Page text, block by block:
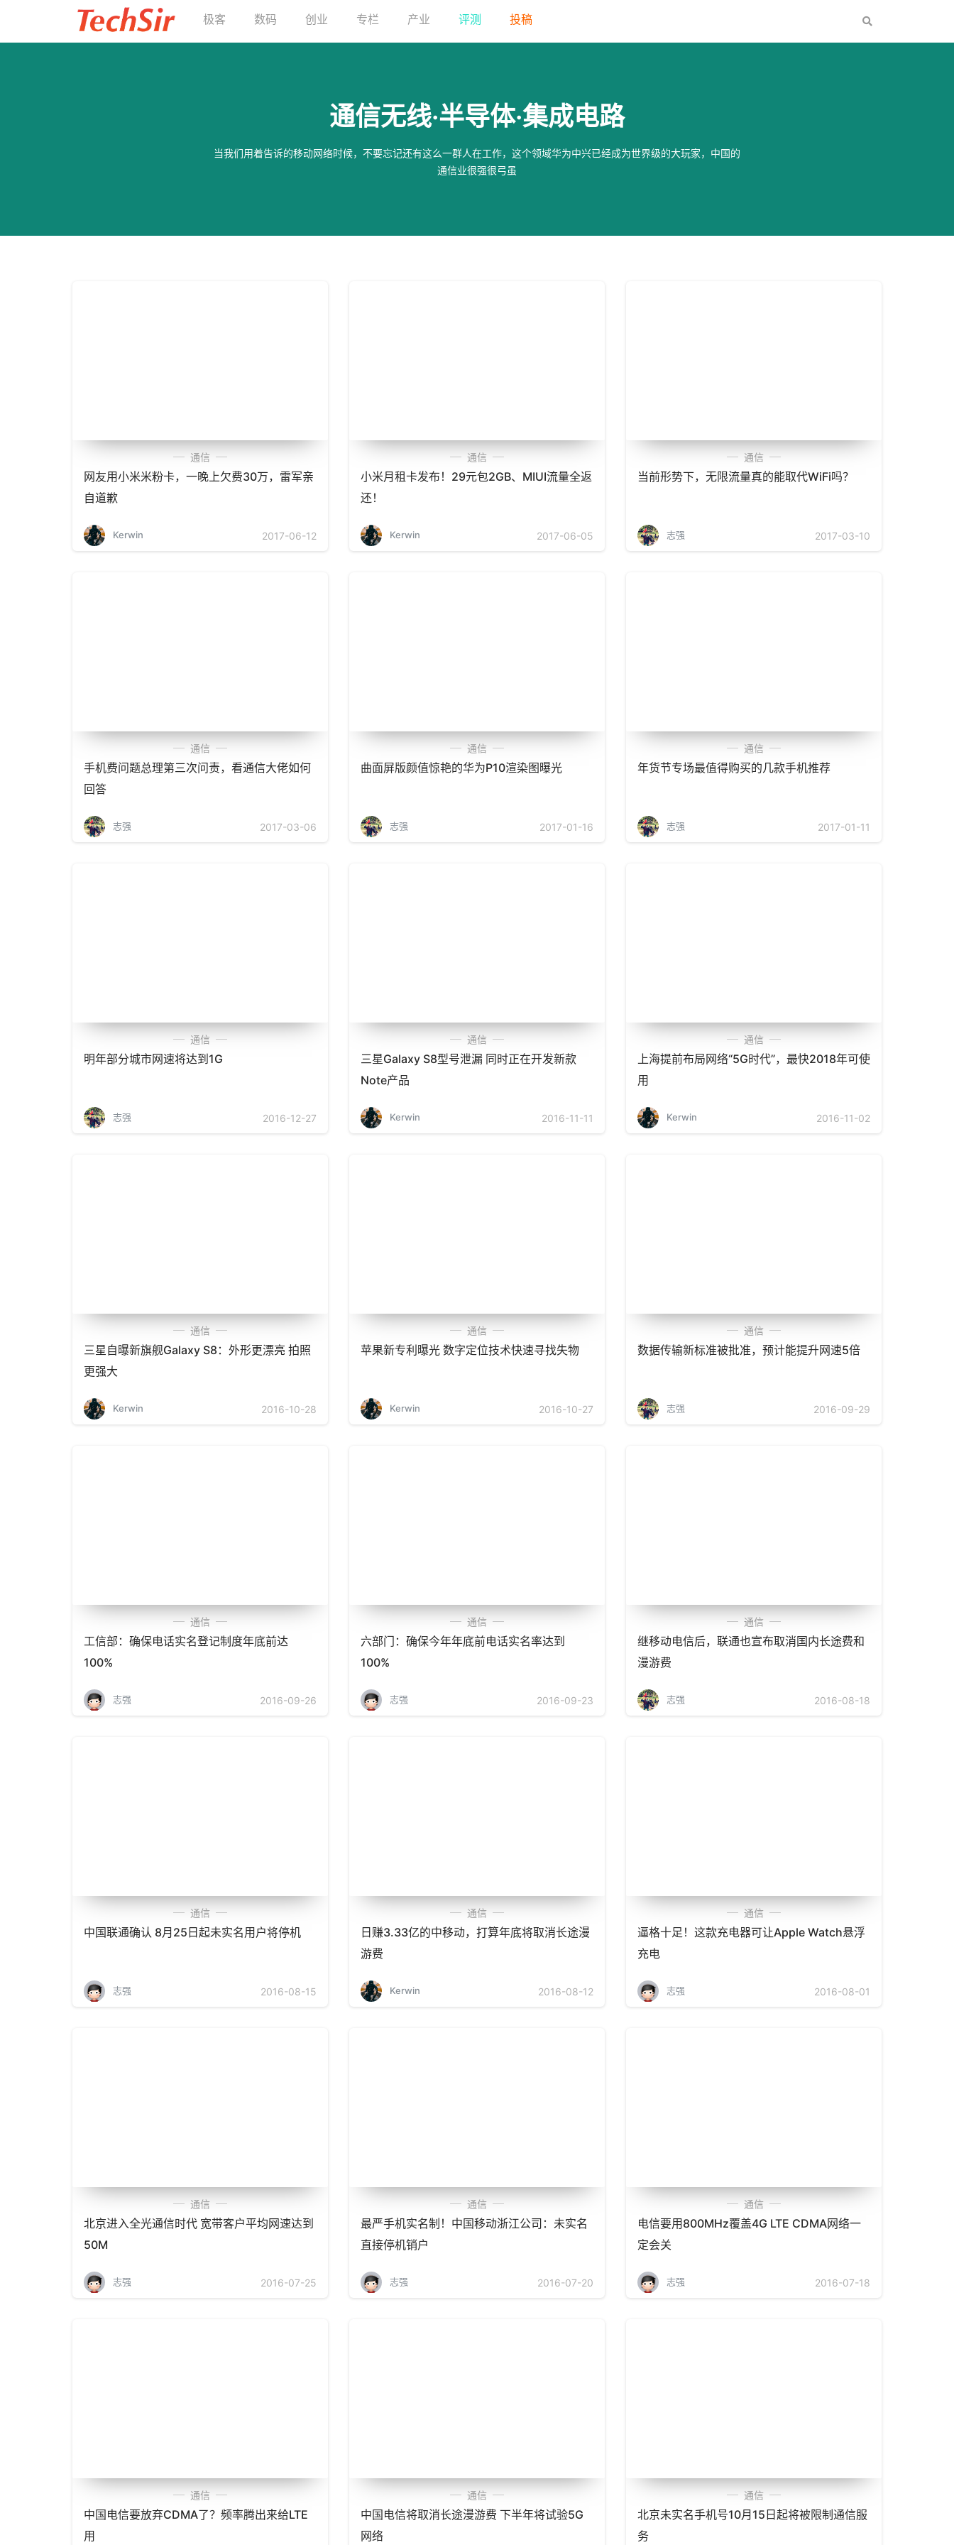
极客 数码 创业 专栏 产业 评测 投稿
通信无线·半导体·集成电路
当我们用着告诉的移动网络时候，不要忘记还有这么一群人在工作，这个领域华为中兴已经成为世界级的大玩家，中国的
通信业很强很弓虽
通信
网友用小米米粉卡，一晚上欠费30万，雷军亲
自道歉
Kerwin 2017-06-12
通信
小米月租卡发布！29元包2GB、MIUI流量全返
还！
Kerwin 2017-06-05
通信
当前形势下，无限流量真的能取代WiFi吗？
志强 2017-03-10
通信
手机费问题总理第三次问责，看通信大佬如何
回答
志强 2017-03-06
通信
曲面屏版颜值惊艳的华为P10渲染图曝光
志强 2017-01-16
通信
年货节专场最值得购买的几款手机推荐
志强 2017-01-11
通信
明年部分城市网速将达到1G
志强 2016-12-27
通信
三星Galaxy S8型号泄漏 同时正在开发新款
Note产品
Kerwin 2016-11-11
通信
上海提前布局网络“5G时代”，最快2018年可使
用
Kerwin 2016-11-02
通信
三星自曝新旗舰Galaxy S8：外形更漂亮 拍照
更强大
Kerwin 2016-10-28
通信
苹果新专利曝光 数字定位技术快速寻找失物
Kerwin 2016-10-27
通信
数据传输新标准被批准，预计能提升网速5倍
志强 2016-09-29
通信
工信部：确保电话实名登记制度年底前达
100%
志强 2016-09-26
通信
六部门：确保今年年底前电话实名率达到
100%
志强 2016-09-23
通信
继移动电信后，联通也宣布取消国内长途费和
漫游费
志强 2016-08-18
通信
中国联通确认 8月25日起未实名用户将停机
志强 2016-08-15
通信
日赚3.33亿的中移动，打算年底将取消长途漫
游费
Kerwin 2016-08-12
通信
逼格十足！这款充电器可让Apple Watch悬浮
充电
志强 2016-08-01
通信
北京进入全光通信时代 宽带客户平均网速达到
50M
志强 2016-07-25
通信
最严手机实名制！中国移动浙江公司：未实名
直接停机销户
志强 2016-07-20
通信
电信要用800MHz覆盖4G LTE CDMA网络一
定会关
志强 2016-07-18
通信
中国电信要放弃CDMA了？频率腾出来给LTE
用
通信
中国电信将取消长途漫游费 下半年将试验5G
网络
通信
北京未实名手机号10月15日起将被限制通信服
务